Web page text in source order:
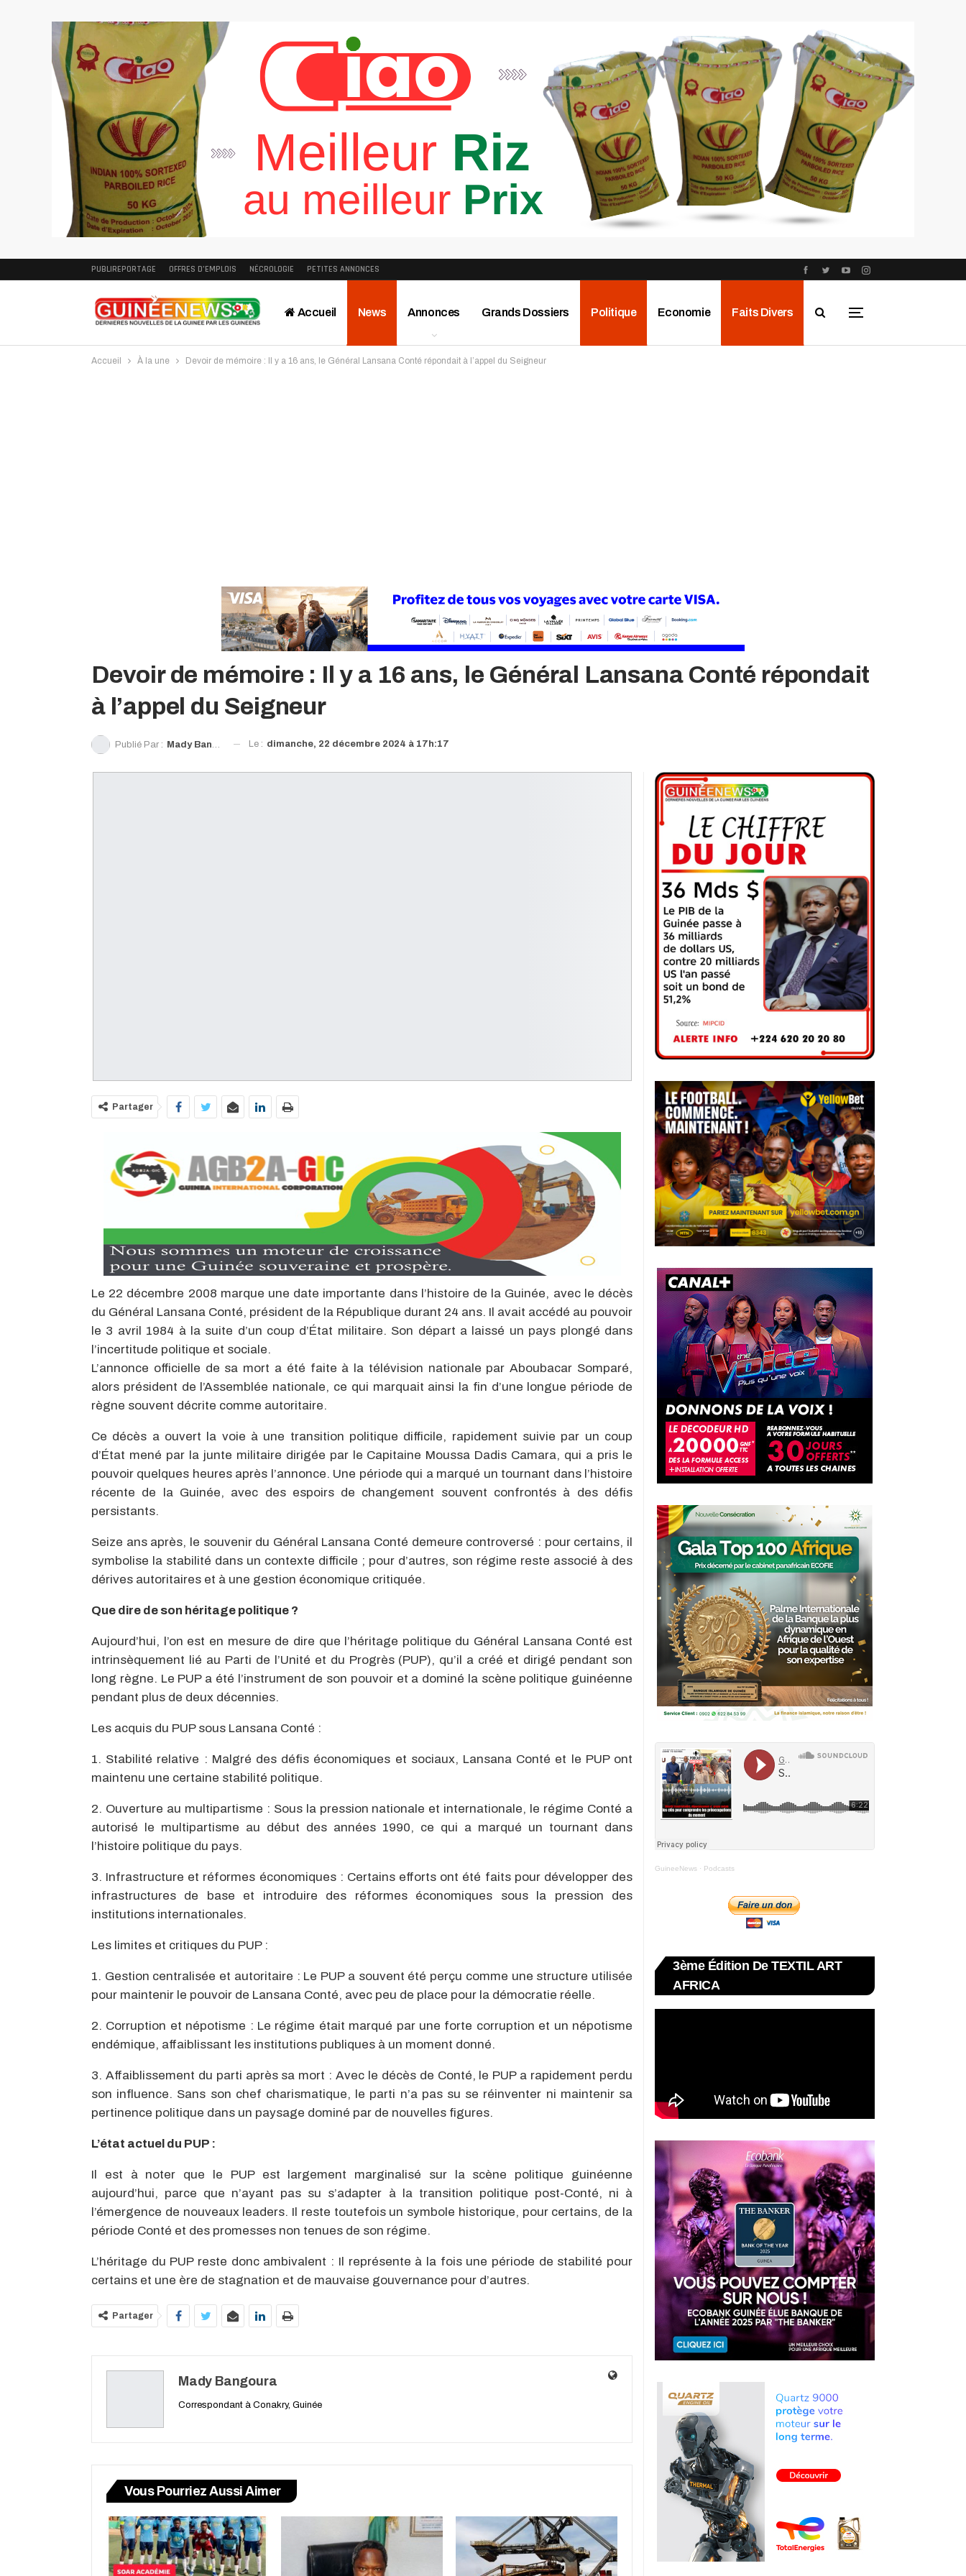
PUBLIREPORTAGE OFFRES D’EMPLOIS NÉCROLOGIE PETITES ANNONCES
Accueil News Annonces Grands Dossiers Politique Economie Faits Divers
Accueil À la une Devoir de mémoire : Il y a 16 ans, le Général Lansana Conté répondait à l’appel du Seigneur
Devoir de mémoire : Il y a 16 ans, le Général Lansana Conté répondait
à l’appel du Seigneur
Publié Par : Mady Bangoura Le : dimanche, 22 décembre 2024 à 17h:17
Partager
Le 22 décembre 2008 marque une date importante dans l’histoire de la Guinée, avec le décès
du Général Lansana Conté, président de la République durant 24 ans. Il avait accédé au pouvoir
le 3 avril 1984 à la suite d’un coup d’État militaire. Son départ a laissé un pays plongé dans
l’incertitude politique et sociale.
L’annonce officielle de sa mort a été faite à la télévision nationale par Aboubacar Somparé,
alors président de l’Assemblée nationale, ce qui marquait ainsi la fin d’une longue période de
règne souvent décrite comme autoritaire.
Ce décès a ouvert la voie à une transition politique difficile, rapidement suivie par un coup
d’État mené par la junte militaire dirigée par le Capitaine Moussa Dadis Camara, qui a pris le
pouvoir quelques heures après l’annonce. Une période qui a marqué un tournant dans l’histoire
récente de la Guinée, avec des espoirs de changement souvent confrontés à des défis
persistants.
Seize ans après, le souvenir du Général Lansana Conté demeure controversé : pour certains, il
symbolise la stabilité dans un contexte difficile ; pour d’autres, son régime reste associé à des
dérives autoritaires et à une gestion économique critiquée.
Que dire de son héritage politique ?
Aujourd’hui, l’on est en mesure de dire que l’héritage politique du Général Lansana Conté est
intrinsèquement lié au Parti de l’Unité et du Progrès (PUP), qu’il a créé et dirigé pendant son
long règne. Le PUP a été l’instrument de son pouvoir et a dominé la scène politique guinéenne
pendant plus de deux décennies.
Les acquis du PUP sous Lansana Conté :
1. Stabilité relative : Malgré des défis économiques et sociaux, Lansana Conté et le PUP ont
maintenu une certaine stabilité politique.
2. Ouverture au multipartisme : Sous la pression nationale et internationale, le régime Conté a
autorisé le multipartisme au début des années 1990, ce qui a marqué un tournant dans
l’histoire politique du pays.
3. Infrastructure et réformes économiques : Certains efforts ont été faits pour développer des
infrastructures de base et introduire des réformes économiques sous la pression des
institutions internationales.
Les limites et critiques du PUP :
1. Gestion centralisée et autoritaire : Le PUP a souvent été perçu comme une structure utilisée
pour maintenir le pouvoir de Lansana Conté, avec peu de place pour la démocratie réelle.
2. Corruption et népotisme : Le régime était marqué par une forte corruption et un népotisme
endémique, affaiblissant les institutions publiques à un moment donné.
3. Affaiblissement du parti après sa mort : Avec le décès de Conté, le PUP a rapidement perdu
son influence. Sans son chef charismatique, le parti n’a pas su se réinventer ni maintenir sa
pertinence politique dans un paysage dominé par de nouvelles figures.
L’état actuel du PUP :
Il est à noter que le PUP est largement marginalisé sur la scène politique guinéenne
aujourd’hui, parce que n’ayant pas su s’adapter à la transition politique post-Conté, ni à
l’émergence de nouveaux leaders. Il reste toutefois un symbole historique, pour certains, de la
période Conté et des promesses non tenues de son régime.
L’héritage du PUP reste donc ambivalent : Il représente à la fois une période de stabilité pour
certains et une ère de stagnation et de mauvaise gouvernance pour d’autres.
Partager
Mady Bangoura
Correspondant à Conakry, Guinée
Vous Pourriez Aussi Aimer
GuineeNews · Podcasts
3ème Édition De TEXTIL ART
AFRICA